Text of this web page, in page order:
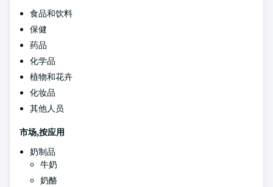
食品和饮料
保健
药品
化学品
植物和花卉
化妆品
其他人员
市场,按应用
奶制品
牛奶
奶酪